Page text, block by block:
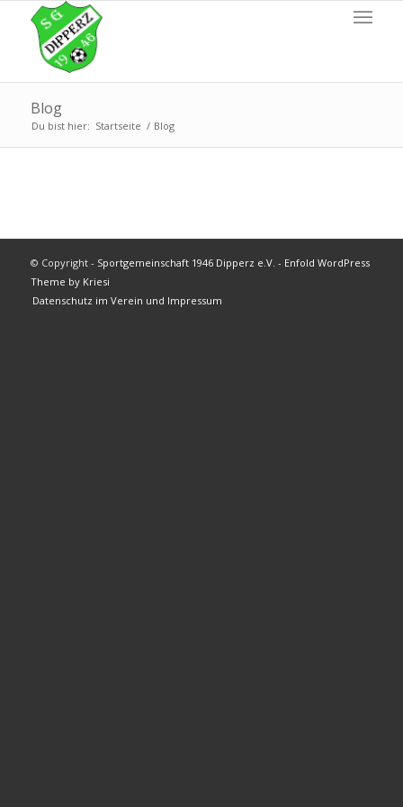
Blog
Du bist hier: Startseite / Blog
© Copyright - Sportgemeinschaft 1946 Dipperz e.V. - Enfold WordPress
Theme by Kriesi
Datenschutz im Verein und Impressum